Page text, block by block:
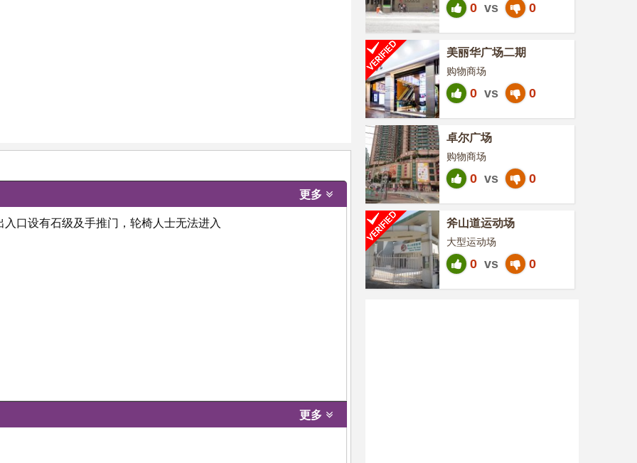
更多
口设有石级及手推门，轮椅人士无法进入
更多
0 vs 0
美丽华广场二期
购物商场
0 vs 0
卓尔广场
购物商场
0 vs 0
斧山道运动场
大型运动场
0 vs 0